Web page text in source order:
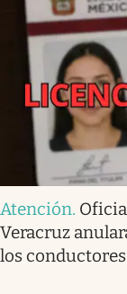
Atención.
Veracruz
los